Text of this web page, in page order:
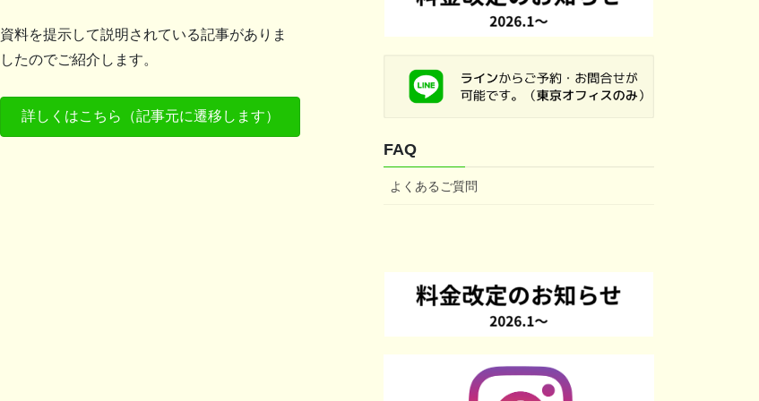
資料を提示して説明されている記事がありま
したのでご紹介します。
詳しくはこちら（記事元に遷移します）
FAQ
よくあるご質問